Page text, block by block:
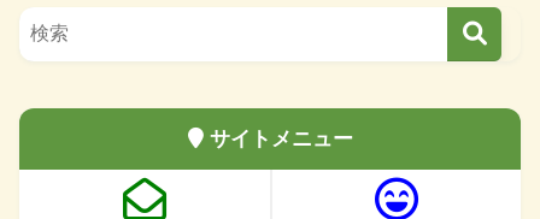
サイトメニュー